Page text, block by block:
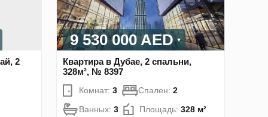
2
9 530 000 AED
Квартира в Дубае, 2 спальни,
328м², № 8397
Комнат: 3 Спален: 2
Ванных: 3 Площадь: 328 м²